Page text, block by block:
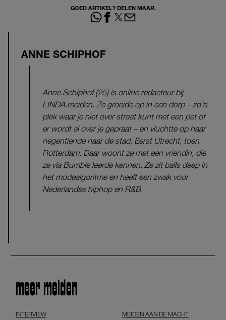
GOED ARTIKEL? DELEN MAAR.
ANNE SCHIPHOF
Anne Schiphof (25) is online redacteur bij
LINDA.meiden. Ze groeide op in een dorp – zo’n
plek waar je niet over straat kunt met een pet of
er wordt al over je gepraat – en vluchtte op haar
negentiende naar de stad. Eerst Utrecht, toen
Rotterdam. Daar woont ze met een vriendin, die
ze via Bumble leerde kennen. Ze zit balls deep in
het modealgoritme en heeft een zwak voor
Nederlandse hiphop en R&B.
meer meiden
INTERVIEW MEIDEN AAN DE MACHT